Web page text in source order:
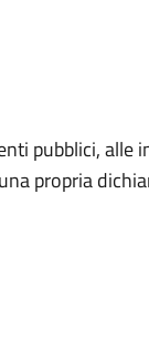
pubblici, alle
propria